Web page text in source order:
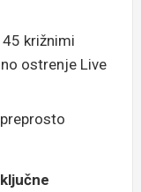
križnimi
ostrenje Live